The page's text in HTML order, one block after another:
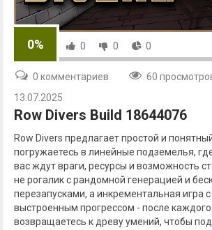
0% 0 0 0
0 комментариев
60
13.07.2025
Row Divers Build 18644076
Row Divers предлагает простой и
погружаетесь в линейные подземелья,
вас ждут враги, ресурсы и возможность
не рогалик с рандомной генерацией и
перезапусками, а инкрементальная игра с
выстроенным прогрессом - после
возвращаетесь к древу умений, чтобы